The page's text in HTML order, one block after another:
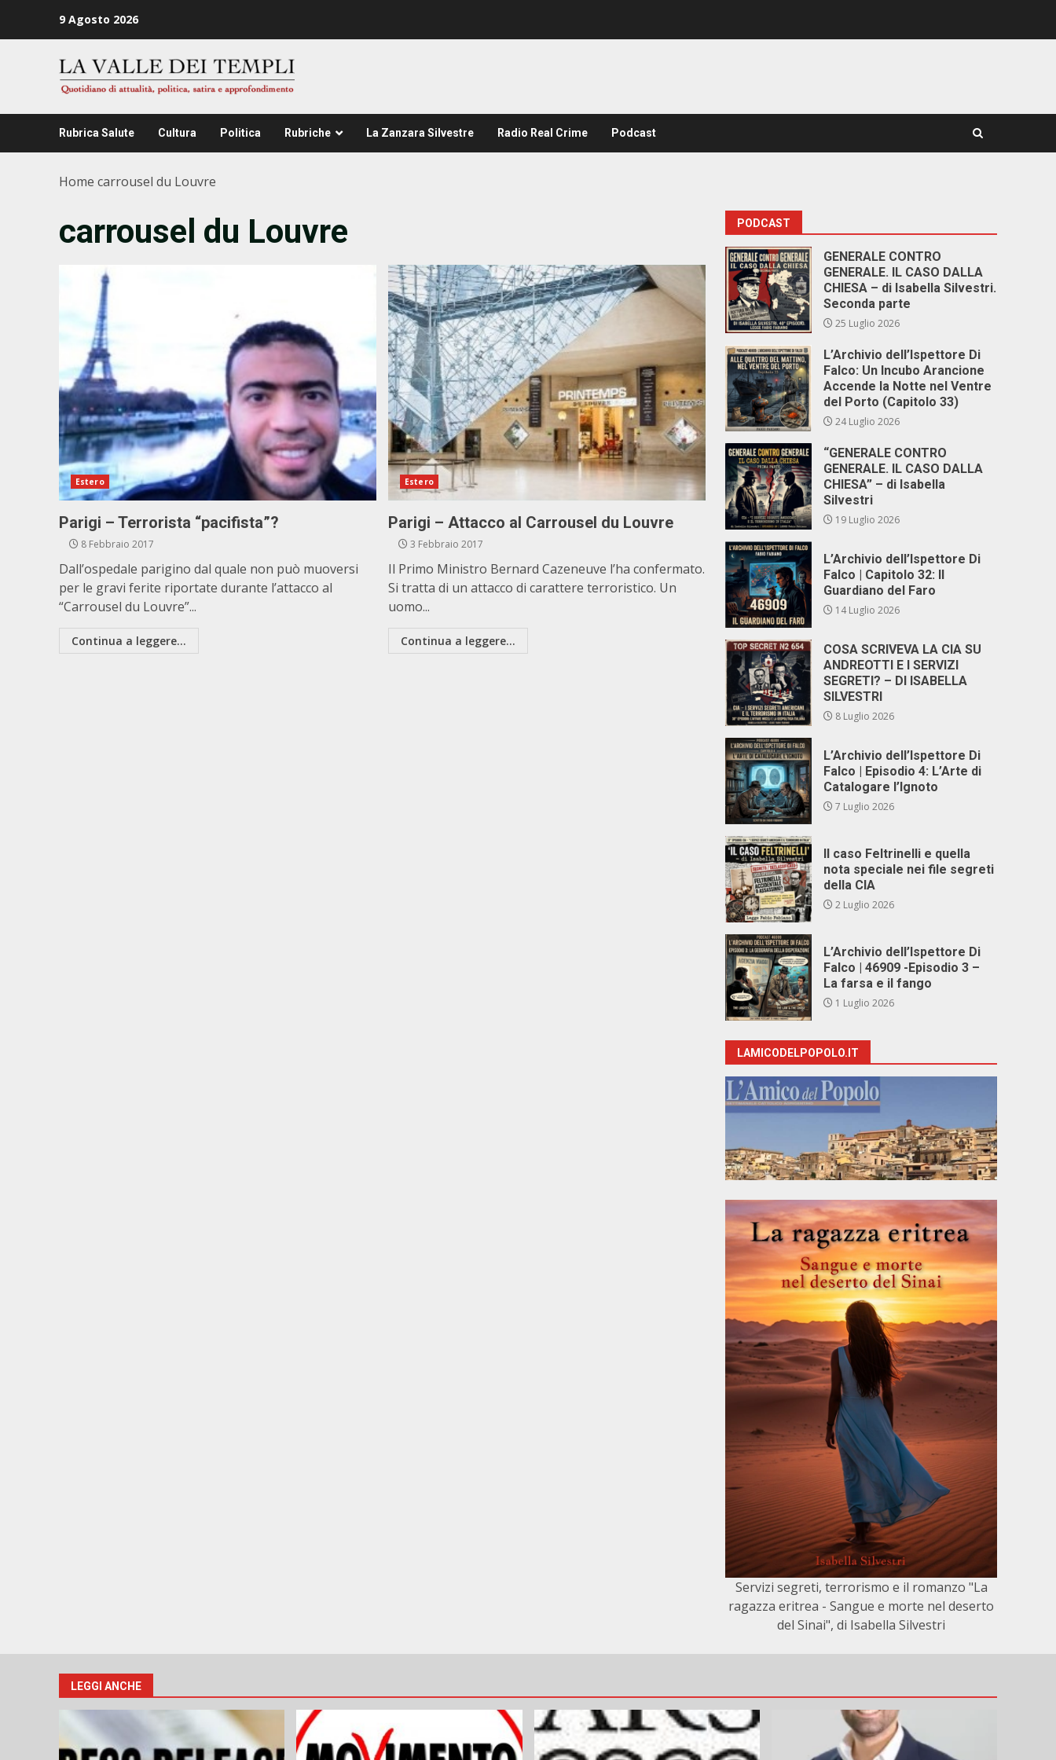
9 Agosto 2026
Rubrica Salute Cultura Politica Rubriche La Zanzara Silvestre Radio Real Crime Podcast
Home carrousel du Louvre
carrousel du Louvre
Estero
Parigi – Terrorista “pacifista”?
8 Febbraio 2017
Dall’ospedale parigino dal quale non può muoversi
per le gravi ferite riportate durante l’attacco al
“Carrousel du Louvre”...
Continua a leggere...
Estero
Parigi – Attacco al Carrousel du Louvre
3 Febbraio 2017
Il Primo Ministro Bernard Cazeneuve l’ha confermato.
Si tratta di un attacco di carattere terroristico. Un
uomo...
Continua a leggere...
PODCAST
GENERALE CONTRO
GENERALE. IL CASO DALLA
CHIESA – di Isabella Silvestri.
Seconda parte
25 Luglio 2026
L’Archivio dell’Ispettore Di
Falco: Un Incubo Arancione
Accende la Notte nel Ventre
del Porto (Capitolo 33)
24 Luglio 2026
“GENERALE CONTRO
GENERALE. IL CASO DALLA
CHIESA” – di Isabella
Silvestri
19 Luglio 2026
L’Archivio dell’Ispettore Di
Falco | Capitolo 32: Il
Guardiano del Faro
14 Luglio 2026
COSA SCRIVEVA LA CIA SU
ANDREOTTI E I SERVIZI
SEGRETI? – DI ISABELLA
SILVESTRI
8 Luglio 2026
L’Archivio dell’Ispettore Di
Falco | Episodio 4: L’Arte di
Catalogare l’Ignoto
7 Luglio 2026
Il caso Feltrinelli e quella
nota speciale nei file segreti
della CIA
2 Luglio 2026
L’Archivio dell’Ispettore Di
Falco | 46909 -Episodio 3 –
La farsa e il fango
1 Luglio 2026
LAMICODELPOPOLO.IT
Servizi segreti, terrorismo e il romanzo "La
ragazza eritrea - Sangue e morte nel deserto
del Sinai", di Isabella Silvestri
LEGGI ANCHE